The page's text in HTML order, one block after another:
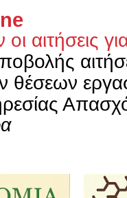
αιτήσεις
θέσεων